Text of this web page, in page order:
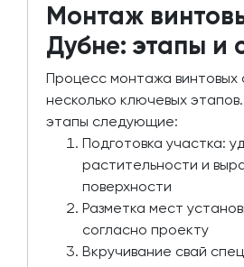
Монтаж
Дубне: этапы и
Процесс монтажа винтовых
несколько ключевых
этапы следующие:
Подготовка участка:
растительности и
поверхности
Разметка мест
согласно проекту
Вкручивание свай